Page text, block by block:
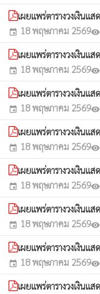
เผยแพร่ตารางวงเงิน
event 18 พฤษภาคม 2569visibility
เผยแพร่ตารางวงเงินแ
event 18 พฤษภาคม 2569visibility
เผยแพร่ตารางวงเงิน
event 18 พฤษภาคม 2569visibility
เผยแพร่ตารางวงเงิน
event 18 พฤษภาคม 2569visibility
เผยแพร่ตารางวงเงินแ
event 18 พฤษภาคม 2569visibility
เผยแพร่ตารางวงเงิน
event 18 พฤษภาคม 2569visibility
เผยแพร่ตารางวงเงิน
event 18 พฤษภาคม 2569visibility
เผยแพร่ตารางวงเงิน